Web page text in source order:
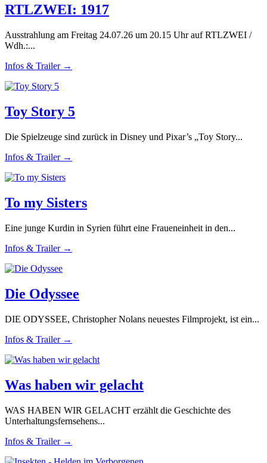
RTLZWEI: 1917
Ausstrahlung am Freitag 24.07.26 um 20.15 Uhr auf RTLZWEI /
Wdh.:...
Infos & Trailer →
Toy Story 5
Die Spielzeuge sind zurück in Disney und Pixar’s „Toy Story...
Infos & Trailer →
To my Sisters
Eine junge Kurdin in Syrien führt eine Fraueneinheit in den...
Infos & Trailer →
Die Odyssee
DIE ODYSSEE, Christopher Nolans neuestes Filmprojekt, ist ein...
Infos & Trailer →
Was haben wir gelacht
WAS HABEN WIR GELACHT erzählt die Geschichte des
Unterhaltungsfernsehens...
Infos & Trailer →